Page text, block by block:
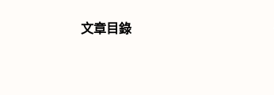
文章目錄